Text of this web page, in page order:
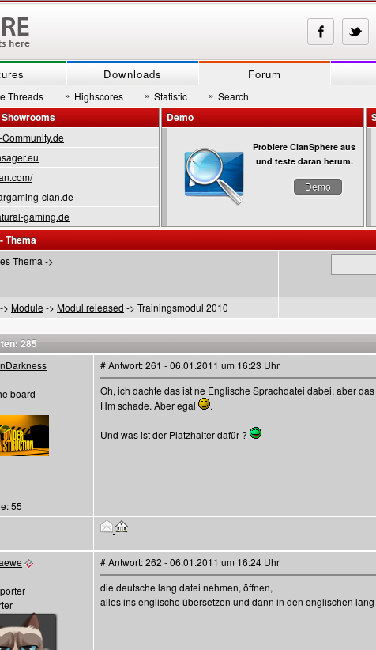
Downloads Forum
Threads » Highscores » Statistic » Search
clan.de
gaming.de
Demo
Probiere ClanSphere aus
und teste daran herum.
Demo
Thema
Thema ->
-> Module -> Modul released -> Trainingsmodul 2010
285
board
55
# Antwort: 261 - 06.01.2011 um 16:23 Uhr
Oh, ich dachte das ist ne Englische Sprachdatei dabei, aber
Hm schade. Aber egal
.
Und was ist der Platzhalter dafür ?
# Antwort: 262 - 06.01.2011 um 16:24 Uhr
die deutsche lang datei nehmen, öffnen,
alles ins englische übersetzen und dann in den englischen